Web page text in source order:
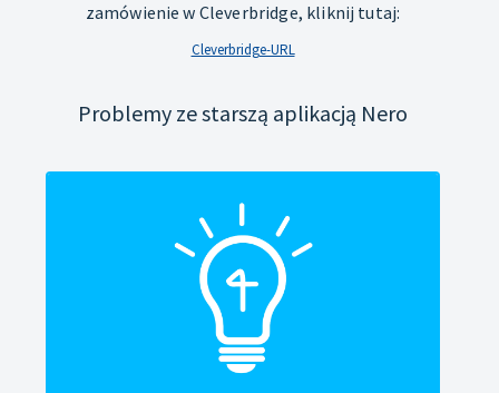
zamówienie w Cleverbridge, kliknij tutaj:
Cleverbridge-URL
Problemy ze starszą aplikacją Nero